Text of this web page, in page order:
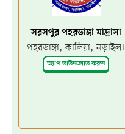
সরসপুর পহরডাঙ্গা মাদ্রাসা
পহরডাঙ্গা, কালিয়া, নড়াইল।
অ্যাপ ডাউনলোড করুন